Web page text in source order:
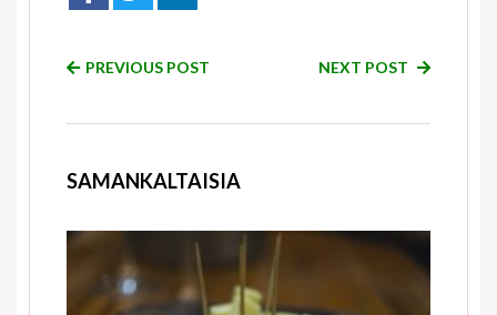
PREVIOUS POST NEXT POST
SAMANKALTAISIA